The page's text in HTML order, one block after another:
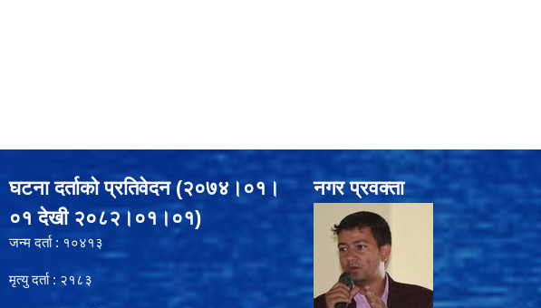
घटना दर्ताको प्रतिवेदन (२०७४।०१।
०१ देखी २०८२।०१।०१)
जन्म दर्ता : १०४१३
मृत्यु दर्ता : २१८३
नगर प्रवक्ता